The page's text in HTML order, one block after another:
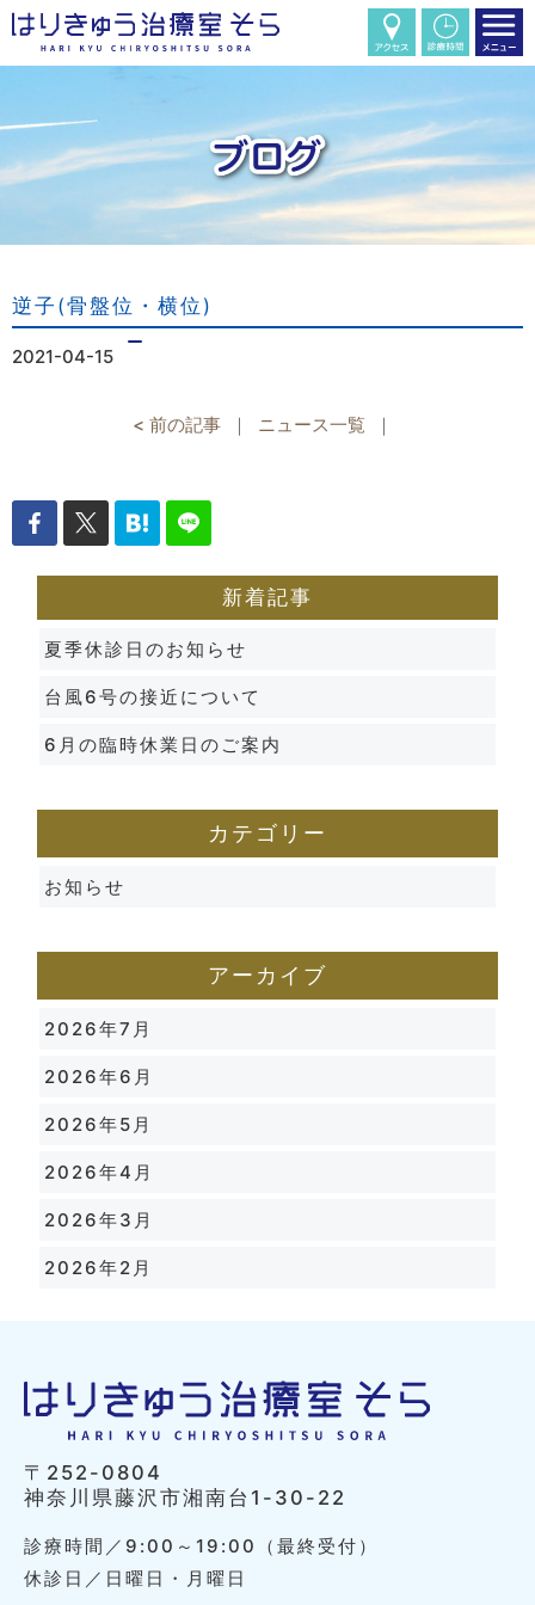
逆子(骨盤位・横位)
2021-04-15
< 前の記事 ｜ ニュース一覧 ｜
新着記事
夏季休診日のお知らせ
台風6号の接近について
6月の臨時休業日のご案内
カテゴリー
お知らせ
アーカイブ
2026年7月
2026年6月
2026年5月
2026年4月
2026年3月
2026年2月
〒252-0804
神奈川県藤沢市湘南台1-30-22
診療時間／9:00～19:00（最終受付）
休診日／日曜日・月曜日